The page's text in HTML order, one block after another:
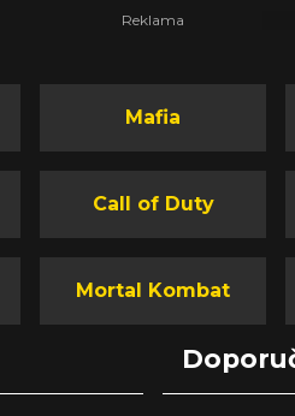
Mafia
Call of Duty
Mortal Kombat